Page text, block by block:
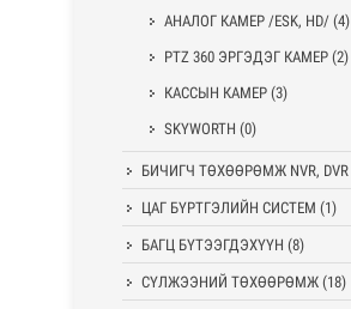
АНАЛОГ КАМЕР /ESK, HD/ (4)
PTZ 360 ЭРГЭДЭГ КАМЕР (2)
КАССЫН КАМЕР (3)
SKYWORTH (0)
БИЧИГЧ ТӨХӨӨРӨМЖ NVR, DVR
ЦАГ БҮРТГЭЛИЙН СИСТЕМ (1)
БАГЦ БҮТЭЭГДЭХҮҮН (8)
СҮЛЖЭЭНИЙ ТӨХӨӨРӨМЖ (18)